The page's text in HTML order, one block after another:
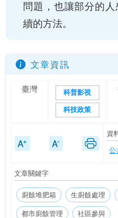
問題，也讓部分的
續的方法。
文章資訊
臺灣 科普影視
科技政策
資
公
文章關鍵字
廚餘堆肥箱 生廚餘處理
都市廚餘管理 社區參與